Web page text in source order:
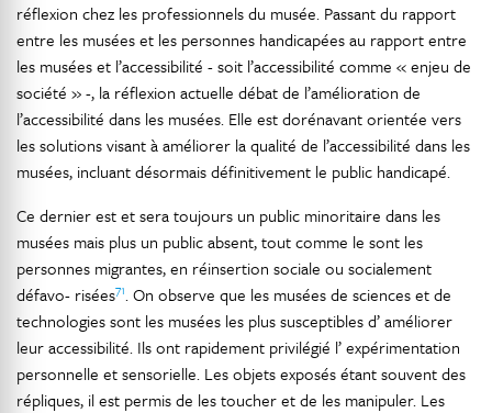
réflexion chez les professionnels du musée. Passant du rapport
entre les musées et les personnes handicapées au rapport entre
les musées et l’accessibilité - soit l’accessibilité comme « enjeu de
société » -, la réflexion actuelle débat de l’amélioration de
l’accessibilité dans les musées. Elle est dorénavant orientée vers
les solutions visant à améliorer la qualité de l’accessibilité dans les
musées, incluant désormais définitivement le public handicapé.
Ce dernier est et sera toujours un public minoritaire dans les
musées mais plus un public absent, tout comme le sont les
personnes migrantes, en réinsertion sociale ou socialement
défavo- risées71. On observe que les musées de sciences et de
technologies sont les musées les plus susceptibles d’ améliorer
leur accessibilité. Ils ont rapidement privilégié l’ expérimentation
personnelle et sensorielle. Les objets exposés étant souvent des
répliques, il est permis de les toucher et de les manipuler. Les